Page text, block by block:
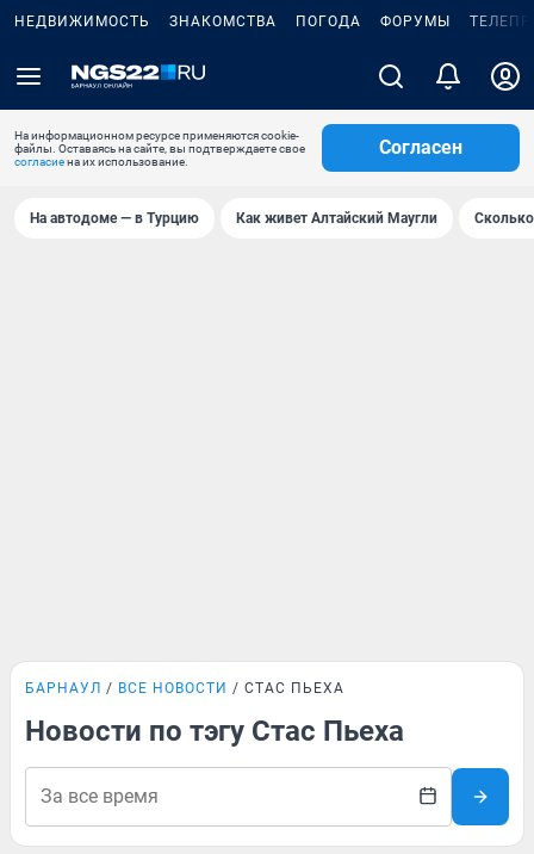
НЕДВИЖИМОСТЬ ЗНАКОМСТВА ПОГОДА ФОРУМЫ
На информационном ресурсе применяются cookie-
файлы. Оставаясь на сайте, вы подтверждаете свое
согласиена их использование.
Согласен
На автодоме — в Турцию Как живет Алтайский Маугли
БАРНАУЛ ВСЕ НОВОСТИ СТАС ПЬЕХА
Новости по тэгу Стас Пьеха